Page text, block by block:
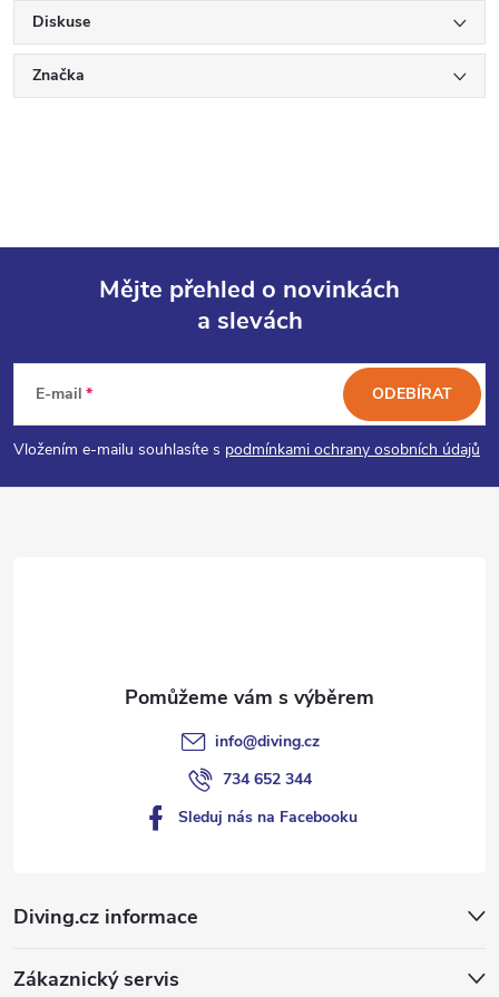
Diskuse
Značka
p
a
Mějte přehled o novinkách
a slevách
E-mail
Vložením e-mailu souhlasíte s podmínkami ochrany osobních údajů
ODEBÍRAT
Diving.cz informace
Zákaznický servis
info@diving.cz
734 652 344
Sleduj nás na Facebooku